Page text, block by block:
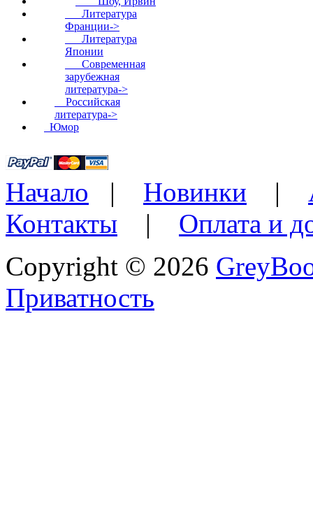
Литература
Франции->
Литература
Японии
Современная
зарубежная
литература->
Российская
литература->
Юмор
Начало | Новинки |
Контакты | Оплата и
Copyright © 2026
Приватность